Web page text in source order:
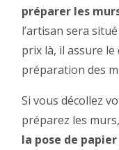
préparer les
l’artisan sera situé
prix là, il assure
préparation des
Si vous décollez
préparez les
la pose de